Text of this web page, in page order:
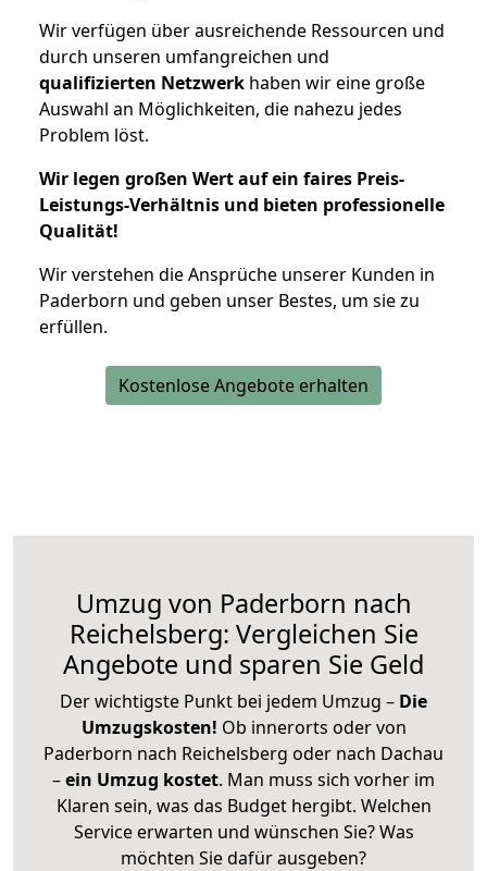
Wir verfügen über ausreichende Ressourcen und
durch unseren umfangreichen und
qualifizierten Netzwerk haben wir eine große
Auswahl an Möglichkeiten, die nahezu jedes
Problem löst.
Wir legen großen Wert auf ein faires Preis-
Leistungs-Verhältnis und bieten professionelle
Qualität!
Wir verstehen die Ansprüche unserer Kunden in
Paderborn und geben unser Bestes, um sie zu
erfüllen.
Kostenlose Angebote erhalten
Umzug von Paderborn nach
Reichelsberg: Vergleichen Sie
Angebote und sparen Sie Geld
Der wichtigste Punkt bei jedem Umzug – Die
Umzugskosten! Ob innerorts oder von
Paderborn nach Reichelsberg oder nach Dachau
–ein Umzug kostet. Man muss sich vorher im
Klaren sein, was das Budget hergibt. Welchen
Service erwarten und wünschen Sie? Was
möchten Sie dafür ausgeben?